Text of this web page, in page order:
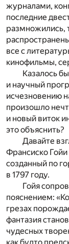
журналами,
последние
размножились,
все с
кинофильмы,
Казалось
и научный
исчезновению
произошло
и новый виток
это объяснить?
Давайте
Франсиско
созданный по
в 1797 году.
Гойя
пояснением:
грезах
фантазия
чудесных